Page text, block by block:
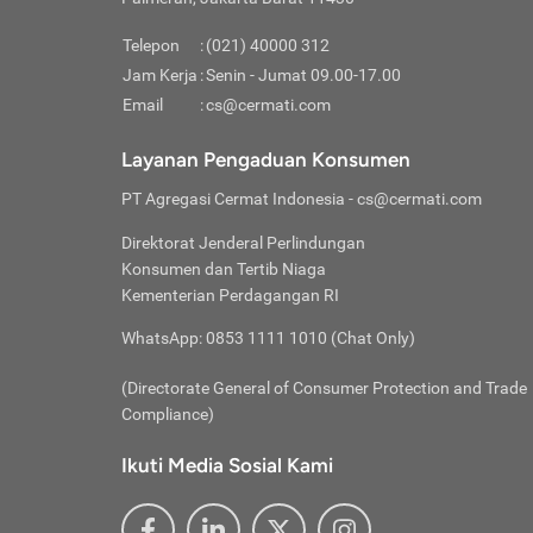
rendah
Jika
Kredit
Telepon :(021) 40000 312
Jam Kerja :Senin - Jumat 09.00-17.00
Email
:cs@cermati.com
Layanan Pengaduan Konsumen
PT Agregasi Cermat Indonesia - cs@cermati.com
Direktorat Jenderal Perlindungan
Konsumen dan Tertib Niaga
Kementerian Perdagangan RI
WhatsApp: 0853 1111 1010 (Chat Only)
(Directorate General of Consumer Protection and Trade
Compliance)
Ikuti Media Sosial Kami